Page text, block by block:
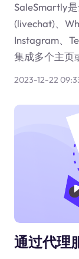
SaleSmartly
(livechat)、
Instagram、
集成多个主页
2023-12-22
通过代理